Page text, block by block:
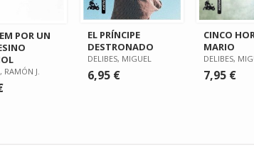
POR UN
RAMÓN J.
EL PRÍNCIPE
DESTRONADO
DELIBES, MIGUEL
6,95 €
CINCO
MARIO
DELIBES,
7,95 €